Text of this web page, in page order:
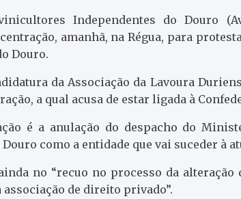
Independentes do Douro
amanhã, na Régua, para
Douro.
da Associação da Lavoura
a qual acusa de estar ligada à
é a anulação do despacho do
como a entidade que vai suceder à
no “recuo no processo da alteração
de direito privado”.